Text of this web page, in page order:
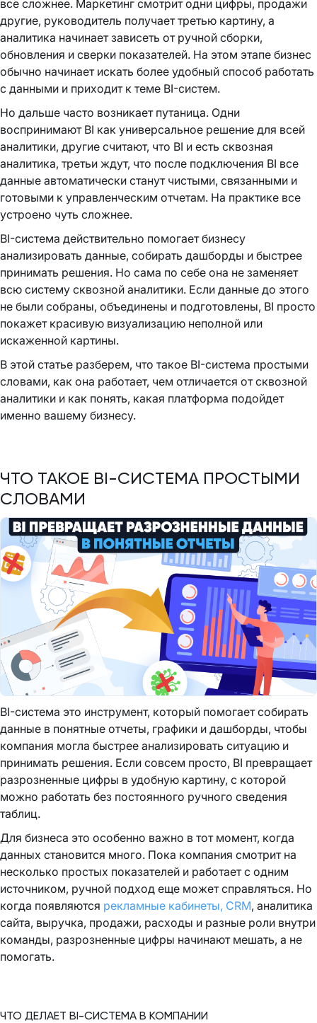
все сложнее. Маркетинг смотрит одни цифры, продажи
другие, руководитель получает третью картину, а
аналитика начинает зависеть от ручной сборки,
обновления и сверки показателей. На этом этапе бизнес
обычно начинает искать более удобный способ работать
с данными и приходит к теме BI-систем.
Но дальше часто возникает путаница. Одни
воспринимают BI как универсальное решение для всей
аналитики, другие считают, что BI и есть сквозная
аналитика, третьи ждут, что после подключения BI все
данные автоматически станут чистыми, связанными и
готовыми к управленческим отчетам. На практике все
устроено чуть сложнее.
BI-система действительно помогает бизнесу
анализировать данные, собирать дашборды и быстрее
принимать решения. Но сама по себе она не заменяет
всю систему сквозной аналитики. Если данные до этого
не были собраны, объединены и подготовлены, BI просто
покажет красивую визуализацию неполной или
искаженной картины.
В этой статье разберем, что такое BI-система простыми
словами, как она работает, чем отличается от сквозной
аналитики и как понять, какая платформа подойдет
именно вашему бизнесу.
ЧТО ТАКОЕ BI-СИСТЕМА ПРОСТЫМИ
СЛОВАМИ
BI-система это инструмент, который помогает собирать
данные в понятные отчеты, графики и дашборды, чтобы
компания могла быстрее анализировать ситуацию и
принимать решения. Если совсем просто, BI превращает
разрозненные цифры в удобную картину, с которой
можно работать без постоянного ручного сведения
таблиц.
Для бизнеса это особенно важно в тот момент, когда
данных становится много. Пока компания смотрит на
несколько простых показателей и работает с одним
источником, ручной подход еще может справляться. Но
когда появляются рекламные кабинеты, CRM, аналитика
сайта, выручка, продажи, расходы и разные роли внутри
команды, разрозненные цифры начинают мешать, а не
помогать.
ЧТО ДЕЛАЕТ BI-СИСТЕМА В КОМПАНИИ